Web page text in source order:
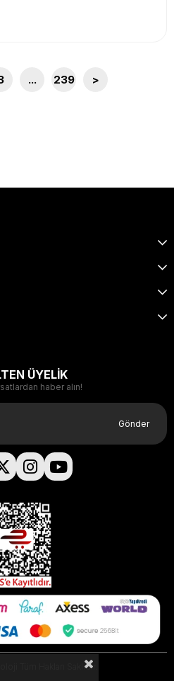
... 239 >
ÜYELİK
haber alın!
Gönder
Tüm Hakları Saklıdır.